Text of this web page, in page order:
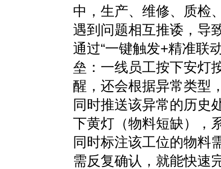
中，生产、维修、质检
遇到问题相互推诿，导
通过“一键触发+精准联
垒：一线员工按下安灯
醒，还会根据异常类型
同时推送该异常的历史
下黄灯（物料短缺），
同时标注该工位的物料
需反复确认，就能快速